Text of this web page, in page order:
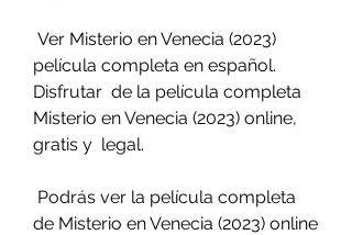
película completa en español.
Disfrutar  de la película completa
Misterio en Venecia (2023) online,
gratis y  legal.
de Misterio en Venecia (2023) online